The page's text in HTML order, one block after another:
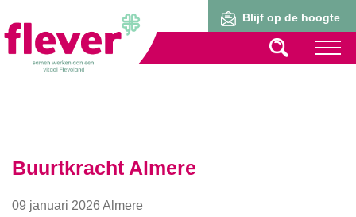
Blijf op de hoogte
Buurtkracht Almere
09 januari 2026 Almere